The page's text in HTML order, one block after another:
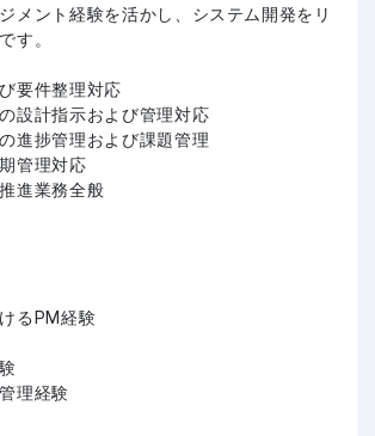
メント経験を活かし、システム開発をリ
す。
要件整理対応
設計指示および管理対応
進捗管理および課題管理
管理対応
進業務全般
るPM経験
理経験